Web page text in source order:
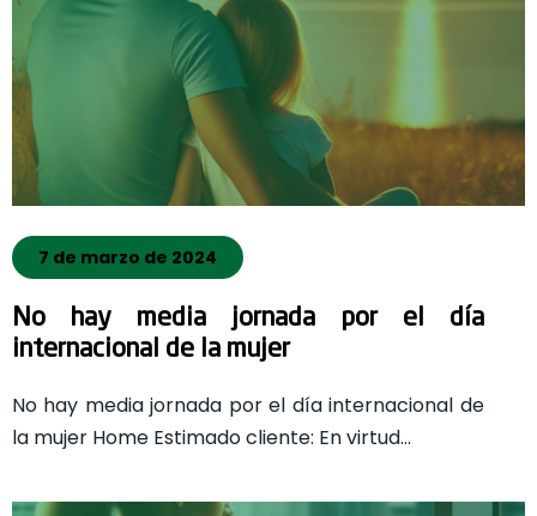
7 de marzo de 2024
No hay media jornada por el día
internacional de la mujer
No hay media jornada por el día internacional de
la mujer Home Estimado cliente: En virtud…